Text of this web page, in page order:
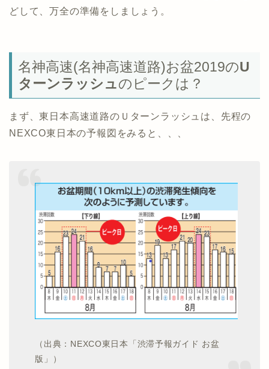
どして、万全の準備をしましょう。
名神高速(名神高速道路)お盆2019のU
ターンラッシュのピークは？
まず、東日本高速道路のＵターンラッシュは、先程の
NEXCO東日本の予報図をみると、、、
（出典：NEXCO東日本「渋滞予報ガイド お盆
版」）